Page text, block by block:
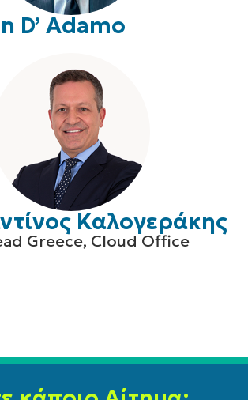
D’ Adamo
Καλογεράκης
Greece, Cloud Office